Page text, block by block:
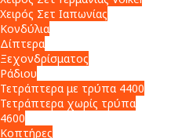
Χειρός Σετ Ιαπωνίας
Κονδύλια
Δίπτερα
Ξεχονδρίσματος
Ράδιου
Τετράπτερα με τρύπα 4400
Τετράπτερα χωρίς τρύπα
4600
Κοπτήρες